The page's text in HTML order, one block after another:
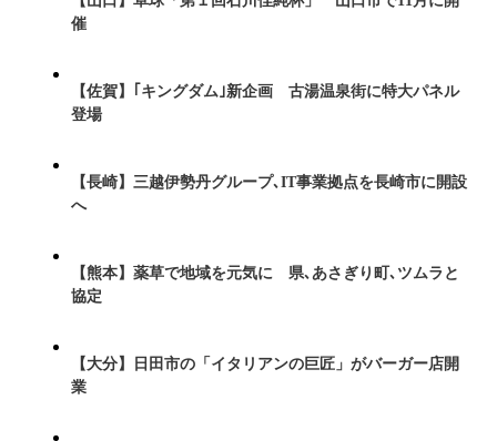
催
【佐賀】｢キングダム｣新企画 古湯温泉街に特大パネル
登場
【長崎】三越伊勢丹グループ､IT事業拠点を長崎市に開設
へ
【熊本】薬草で地域を元気に 県､あさぎり町､ツムラと
協定
【大分】日田市の「イタリアンの巨匠」がバーガー店開
業